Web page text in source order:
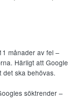
månader av fel –
Härligt att Google
det ska behövas.
söktrender –